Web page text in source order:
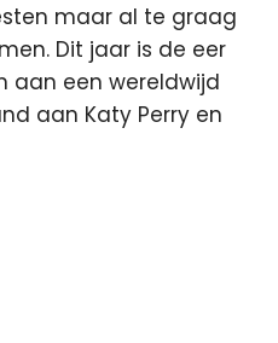
maar al te graag
Dit jaar is de eer
aan een wereldwijd
aan Katy Perry en